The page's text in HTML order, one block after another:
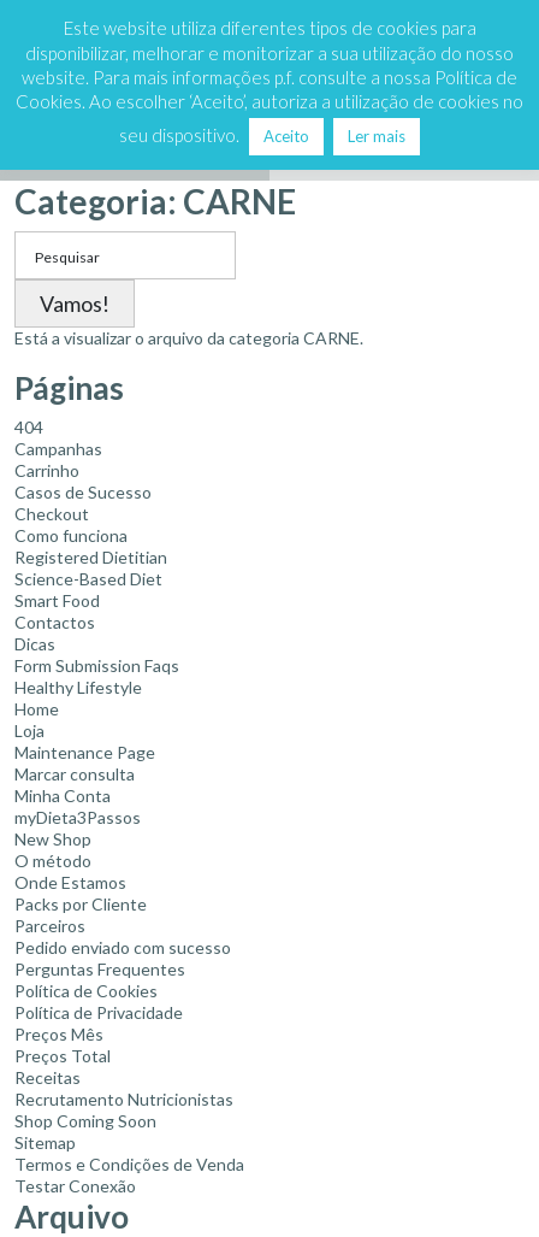
808 200 333 Marque já
Categoria: CARNE
for:
Está a visualizar o arquivo da categoria CARNE.
Páginas
404
Campanhas
Carrinho
Casos de Sucesso
Checkout
Como funciona
Registered Dietitian
Science-Based Diet
Smart Food
Contactos
Dicas
Form Submission Faqs
Healthy Lifestyle
Home
Loja
Maintenance Page
Marcar consulta
Minha Conta
myDieta3Passos
New Shop
O método
Onde Estamos
Packs por Cliente
Parceiros
Pedido enviado com sucesso
Perguntas Frequentes
Política de Cookies
Política de Privacidade
Preços Mês
Preços Total
Receitas
Recrutamento Nutricionistas
Shop Coming Soon
Sitemap
Termos e Condições de Venda
Testar Conexão
Arquivo
Este website utiliza diferentes tipos de cookies para
disponibilizar, melhorar e monitorizar a sua utilização do nosso
website. Para mais informações p.f. consulte a nossa Política de
Cookies. Ao escolher ‘Aceito’, autoriza a utilização de cookies no
seu dispositivo.
Aceito Ler mais